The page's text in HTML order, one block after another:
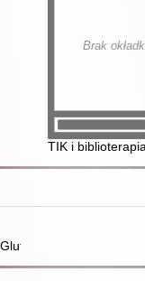
Brak
TIK i
: bezglutenowa